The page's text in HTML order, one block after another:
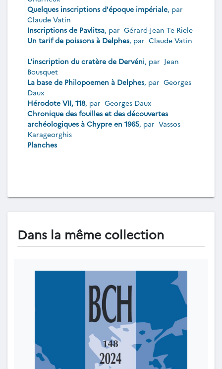
Quelques inscriptions d'époque impériale, par
Claude Vatin
Inscriptions de Pavlitsa, par Gérard-Jean Te Riele
Un tarif de poissons à Delphes, par Claude Vatin
L'inscription du cratère de Dervéni, par Jean
Bousquet
La base de Philopoemen à Delphes, par Georges
Daux
Hérodote VII, 118, par Georges Daux
Chronique des fouilles et des découvertes
archéologiques à Chypre en 1965, par Vassos
Karageorghis
Planches
Dans la même collection